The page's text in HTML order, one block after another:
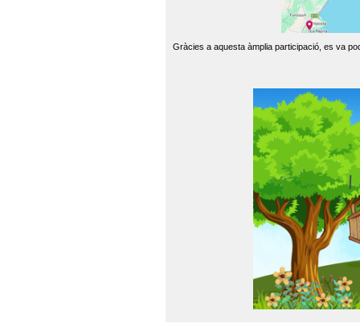
Gràcies a aquesta àmplia participació, es va